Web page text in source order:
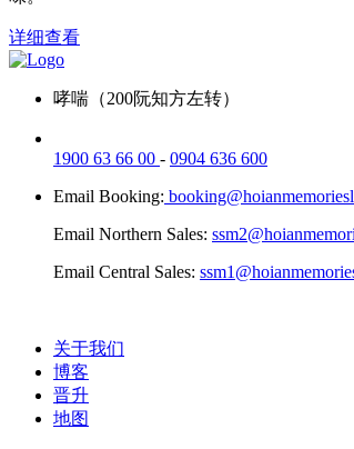
详细查看
哮喘（200阮知方左转）
1900 63 66 00 - 0904 636 600
Email Booking:
Email Northern Sales:
Email Central Sales:
关于我们
博客
晋升
地图